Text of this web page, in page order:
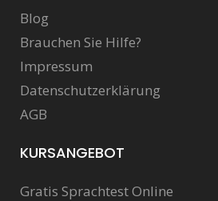
Blog
Brauchen Sie Hilfe?
Impressum
Datenschutzerklärung
AGB
KURSANGEBOT
Gratis Sprachtest Online